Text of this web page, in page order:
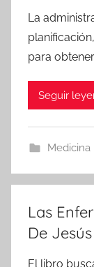
La
para
Seguir
Medicina
Las
De Jesús
El libro